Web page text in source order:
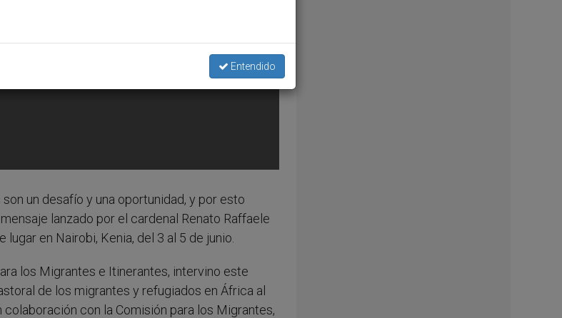
un desafío y una oportunidad, y por esto
lanzado por el cardenal Renato Raffaele
en Nairobi, Kenia, del 3 al 5 de junio.
los Migrantes e Itinerantes, intervino este
de los migrantes y refugiados en África al
con la Comisión para los Migrantes,
Entendido